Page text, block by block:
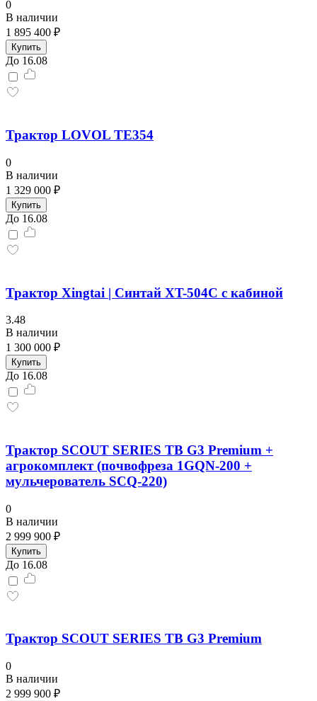
0
В наличии
1 895 400 ₽
Купить
До 16.08
Трактор LOVOL TE354
0
В наличии
1 329 000 ₽
Купить
До 16.08
Трактор Xingtai | Синтай XT-504С с кабиной
3.48
В наличии
1 300 000 ₽
Купить
До 16.08
Трактор SCOUT SERIES TB G3 Premium +
агрокомплект (почвофреза 1GQN-200 +
мульчерователь SCQ-220)
0
В наличии
2 999 900 ₽
Купить
До 16.08
Трактор SCOUT SERIES TB G3 Premium
0
В наличии
2 999 900 ₽